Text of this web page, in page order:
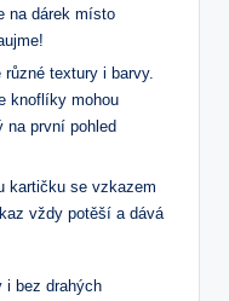
na dárek místo
různé textury i barvy.
knoflíky mohou
na první pohled
kartičku se vzkazem
vždy potěší a dává
i bez drahých